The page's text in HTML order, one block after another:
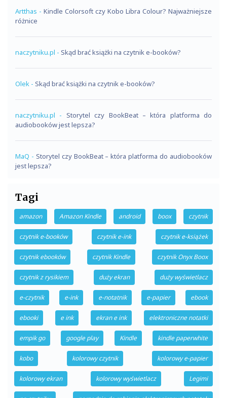
Artthas - Kindle Colorsoft czy Kobo Libra Colour? Najważniejsze
różnice
naczytniku.pl - Skąd brać książki na czytnik e-booków?
Olek - Skąd brać książki na czytnik e-booków?
naczytniku.pl - Storytel czy BookBeat – która platforma do
audiobooków jest lepsza?
MaQ - Storytel czy BookBeat – która platforma do audiobooków
jest lepsza?
Tagi
amazon Amazon Kindle android boox czytnik
czytnik e-booków czytnik e-ink czytnik e-książek
czytnik ebooków czytnik Kindle czytnik Onyx Boox
czytnik z rysikiem duży ekran duży wyświetlacz
e-czytnik e-ink e-notatnik e-papier ebook
ebooki e ink ekran e ink elektroniczne notatki
empik go google play Kindle kindle paperwhite
kobo kolorowy czytnik kolorowy e-papier
kolorowy ekran kolorowy wyświetlacz Legimi